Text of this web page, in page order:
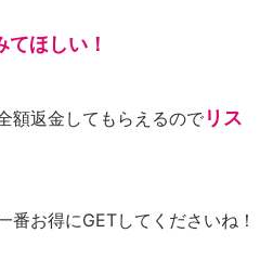
ほしい！
額返金してもらえるので リス
番お得にGETしてくださいね！